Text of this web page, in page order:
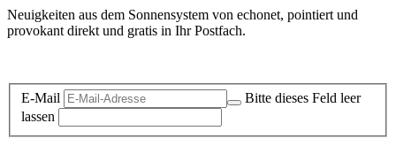
Neuigkeiten aus dem Sonnensystem von echonet, pointiert und
provokant direkt und gratis in Ihr Postfach.
E-Mail
Bitte dieses Feld leer
lassen